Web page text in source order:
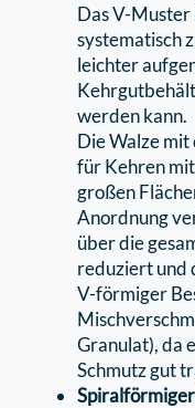
Das V-
systematisch
leichter
werden kann.
Die Walze
für Kehren
großen
Anordnung
über die
reduziert und
V-förmiger
Granulat), da
Schmutz gut